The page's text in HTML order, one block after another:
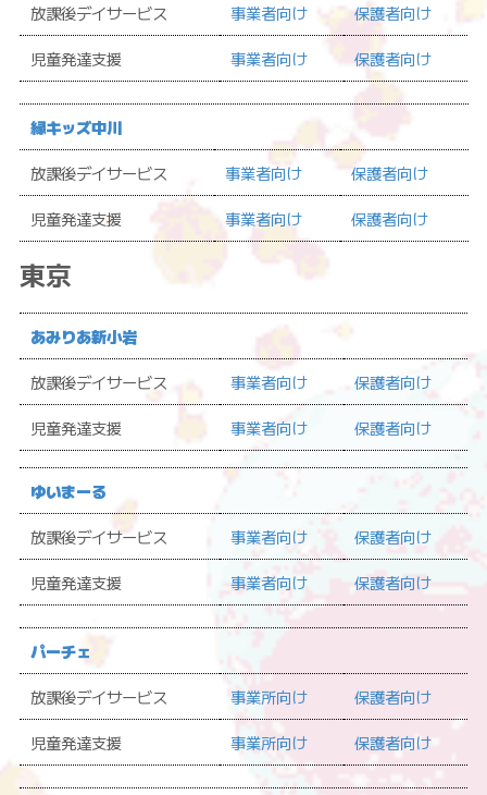
放課後デイサービス
事業者向け
保護者向け
児童発達支援
事業者向け 保護者向け
縁キッズ中川
放課後デイサービス
事業者向け
保護者向け
児童発達支援
事業者向け 保護者向け
東京
あみりあ新小岩
放課後デイサービス
事業者向け
保護者向け
児童発達支援
事業者向け 保護者向け
ゆいまーる
放課後デイサービス
事業者向け
保護者向け
児童発達支援
事業者向け 保護者向け
パーチェ
放課後デイサービス
事業所向け
保護者向け
児童発達支援
事業所向け 保護者向け